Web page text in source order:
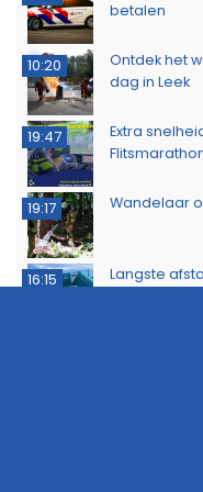
betalen
10:20
Ontdek het
dag in Leek
19:47
Extra
19:17 Wandelaar
16:15
Langste